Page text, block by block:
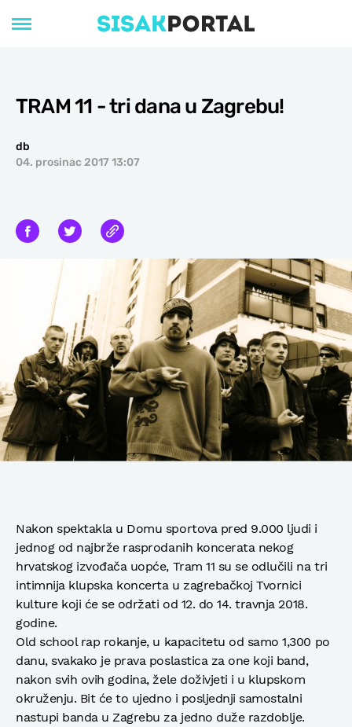
TRAM 11 - tri dana u Zagrebu!
db
04. prosinac 2017 13:07
Nakon spektakla u Domu sportova pred 9.000 ljudi i
jednog od najbrže rasprodanih koncerata nekog
hrvatskog izvođača uopće, Tram 11 su se odlučili na tri
intimnija klupska koncerta u zagrebačkoj Tvornici
kulture koji će se održati od 12. do 14. travnja 2018.
godine.
Old school rap rokanje, u kapacitetu od samo 1,300 po
danu, svakako je prava poslastica za one koji band,
nakon svih ovih godina, žele doživjeti i u klupskom
okruženju. Bit će to ujedno i posljednji samostalni
nastupi banda u Zagrebu za jedno duže razdoblje.